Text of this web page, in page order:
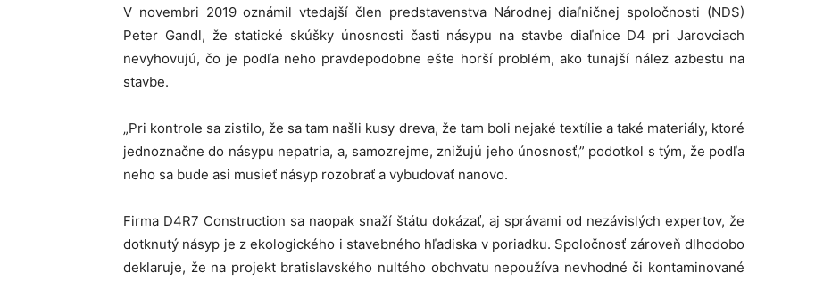
V novembri 2019 oznámil vtedajší člen predstavenstva Národnej diaľničnej spoločnosti (NDS)
Peter Gandl, že statické skúšky únosnosti časti násypu na stavbe diaľnice D4 pri Jarovciach
nevyhovujú, čo je podľa neho pravdepodobne ešte horší problém, ako tunajší nález azbestu na
stavbe.
„Pri kontrole sa zistilo, že sa tam našli kusy dreva, že tam boli nejaké textílie a také materiály, ktoré
jednoznačne do násypu nepatria, a, samozrejme, znižujú jeho únosnosť,” podotkol s tým, že podľa
neho sa bude asi musieť násyp rozobrať a vybudovať nanovo.
Firma D4R7 Construction sa naopak snaží štátu dokázať, aj správami od nezávislých expertov, že
dotknutý násyp je z ekologického i stavebného hľadiska v poriadku. Spoločnosť zároveň dlhodobo
deklaruje, že na projekt bratislavského nultého obchvatu nepoužíva nevhodné či kontaminované